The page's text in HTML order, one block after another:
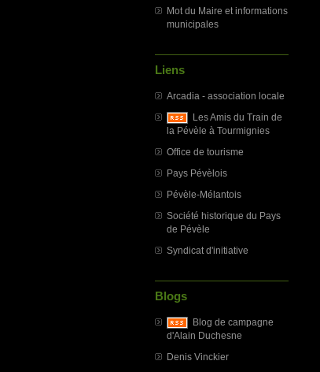
Mot du Maire et informations
municipales
Liens
Arcadia - association locale
Les Amis du Train de
la Pévèle à Tourmignies
Office de tourisme
Pays Pévèlois
Pévèle-Mélantois
Société historique du Pays
de Pévèle
Syndicat d'initiative
Blogs
Blog de campagne
d'Alain Duchesne
Denis Vinckier